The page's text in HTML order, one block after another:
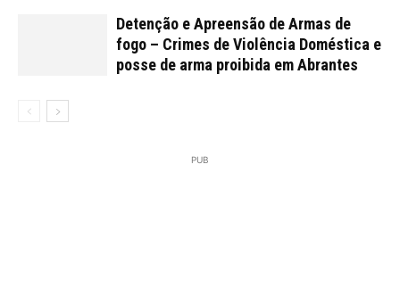
Detenção e Apreensão de Armas de
fogo – Crimes de Violência Doméstica e
posse de arma proibida em Abrantes
PUB